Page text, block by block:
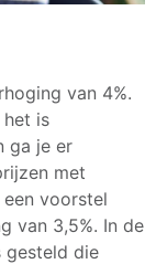
van 4%.
het is
ga je er
met
een voorstel
van 3,5%. In de
gesteld die